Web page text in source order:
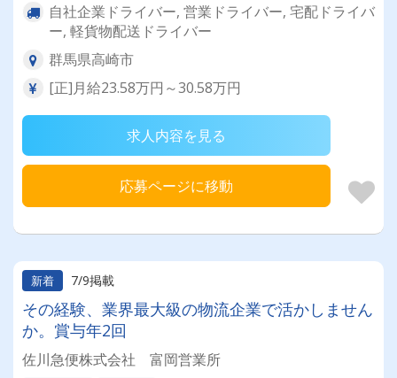
自社企業ドライバー, 営業ドライバー, 宅配ドライバ
ー, 軽貨物配送ドライバー
群馬県高崎市
[正]月給23.58万円～30.58万円
求人内容を見る
応募ページに移動
新着 7/9掲載
その経験、業界最大級の物流企業で活かしません
か。賞与年2回
佐川急便株式会社 富岡営業所